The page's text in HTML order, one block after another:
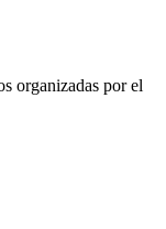
organizadas por el